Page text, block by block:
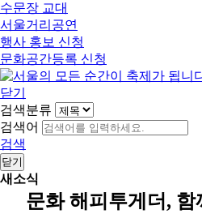
수문장 교대
서울거리공연
행사 홍보 신청
문화공간등록 신청
닫기
검색분류
검색어
검색
닫기
새소식
문화 해피투게더, 함